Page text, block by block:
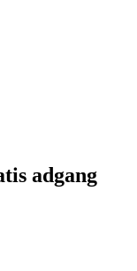
adgang